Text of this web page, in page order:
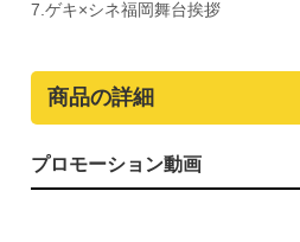
7.ゲキ×シネ福岡舞台挨拶
商品の詳細
プロモーション動画